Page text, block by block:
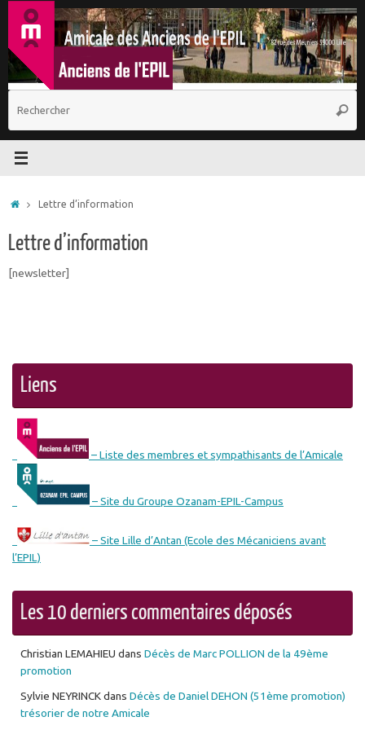
Passer
contenu
:
Accueil
Lettre d’information
Lettre d’information
[newsletter]
Liens
– Liste des membres et sympathisants de l’Amicale
– Site du Groupe Ozanam-EPIL-Campus
– Site Lille d’Antan (Ecole des Mécaniciens avant
l’EPIL)
Les 10 derniers commentaires déposés
Christian LEMAHIEU dans Décès de Marc POLLION de la 49ème
promotion
Sylvie NEYRINCKdans Décès de Daniel DEHON (51ème promotion)
trésorier de notre Amicale